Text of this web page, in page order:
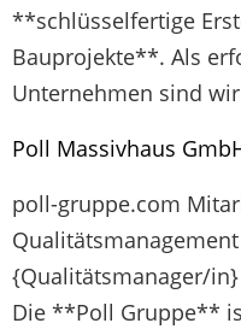
**schlüsselfertige
Bauprojekte**. Als
Unternehmen sind
Poll Massivhaus
poll-gruppe.com
{Qualitätsmanager/
Die **Poll Gruppe**